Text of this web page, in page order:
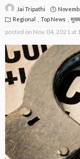
Jai Tripathi
Regional
Top News मुख्य
posted on Nov. 04, 2021 at